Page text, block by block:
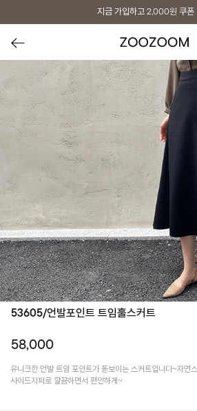
지금 가입하고 2,000원 쿠폰
53605/언발포인트 트임훌스커트
58,000
유니크한 언발 트임 포인트가 돋보이는 스커트입니다~자연
사이드지퍼로 깔끔하면서 편안하게~